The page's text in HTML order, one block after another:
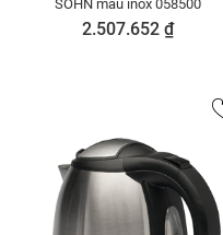
SOHN màu inox 058500
2.507.652 ₫